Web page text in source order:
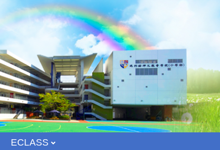
ECLASS